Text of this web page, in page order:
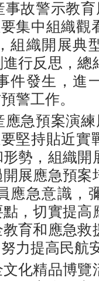
故警示教育
集中組織觀
組織開展典
行反思，總
件發生，進
警工作。
急預案演練
堅持貼近實
勢，組織開
展應急預案
應急意識，
，切實提高
育和應急救
力提高民航
精品博覽